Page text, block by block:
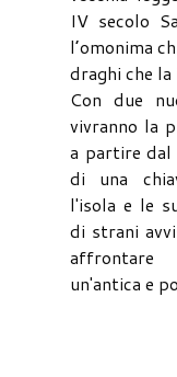
IV secolo
l’omonima
draghi che
Con due
vivranno la
a partire dal
di una
l'isola e le
di strani
affrontare
un'antica e